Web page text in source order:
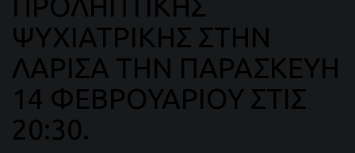
ΨΥΧΙΑΤΡΙΚΗΣ ΣΤΗΝ
ΛΑΡΙΣΑ ΤΗΝ ΠΑΡΑΣΚΕΥΗ
14 ΦΕΒΡΟΥΑΡΙΟΥ ΣΤΙΣ
20:30.